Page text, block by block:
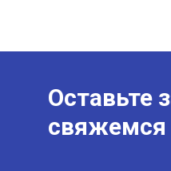
Оставьте
свяжемся